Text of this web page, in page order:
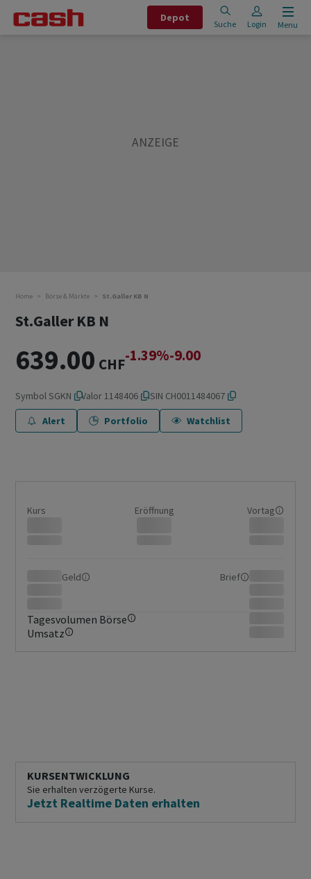
Depot
Suche Login Menu
Home Börse & Märkte St.Galler KB N
St.Galler KB N
639.00 CHF-1.39%-9.00
SymbolSGKN Valor 1148406 ISIN CH0011484067
Alert
Portfolio Watchlist
Kurs Eröffnung Vortag
Geld Brief
Tagesvolumen Börse
Umsatz
KURSENTWICKLUNG
Sie erhalten verzögerte Kurse.
Jetzt Realtime Daten erhalten